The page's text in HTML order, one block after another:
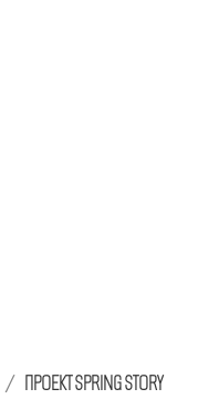
/ ПРОЕКТ SPRING STORY